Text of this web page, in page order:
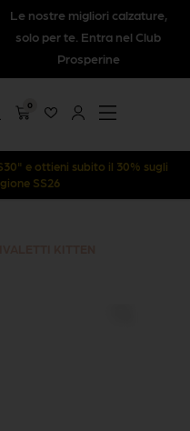
Le nostre migliori calzature,
solo per te. Entra nel Club
Prosperine
0
e ottieni subito il 30% sugli
SS26